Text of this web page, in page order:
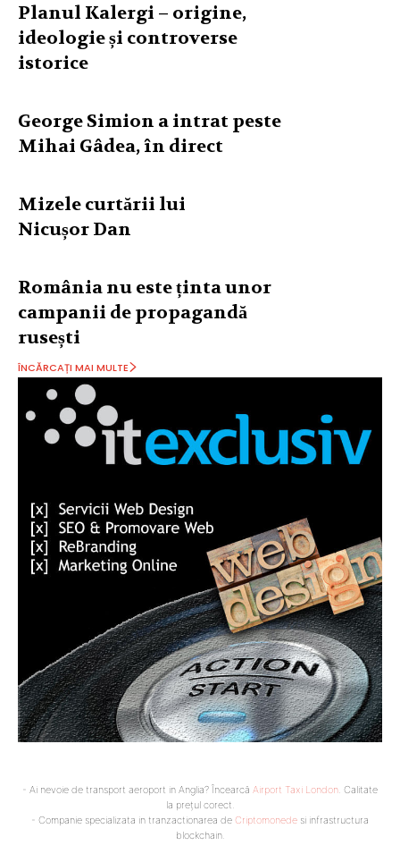
Planul Kalergi – origine,
ideologie și controverse
istorice
George Simion a intrat peste
Mihai Gâdea, în direct
Mizele curtării lui
Nicușor Dan
România nu este ținta unor
campanii de propagandă
rusești
ÎNCĂRCAȚI MAI MULTE
- Ai nevoie de transport aeroport in Anglia? Încearcă Airport Taxi London . Calitate
la prețul corect.
- Companie specializata in tranzactionarea de Criptomonede si infrastructura
blockchain.